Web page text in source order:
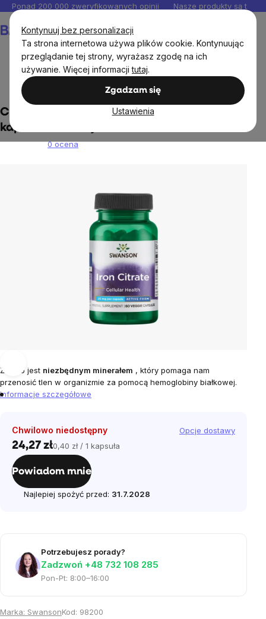
Kontynuuj bez personalizacji
Ta strona internetowa używa plików cookie. Kontynuując
przeglądanie tej strony, wyrażasz zgodę na ich
używanie. Więcej informacjitutaj.
Zgadzam się
Ustawienia
Przejść
do
treści
Ponad 200 000 zweryfikowanych opinii Nasze produkty są
Minerały Żelazo
Cytrynian żelaza Swanson, 25 mg, 60
kapsułek ziołowych
0 ocena
Żelazo jest niezbędnym minerałem , który pomaga nam
przenosić tlen w organizmie za pomocą hemoglobiny białkowej.
Informacje szczegółowe
Chwilowo niedostępny Opcje dostawy
24,27 złCena
jednostkowa:
0,40 zł / 1 kapsuła
Powiadom mnie
Najlepiej spożyć przed: 31.7.2028
Potrzebujesz porady?
Zadzwoń +48 732 108 285
Pon-Pt: 8:00–16:00
Marka: SwansonKod: 98200